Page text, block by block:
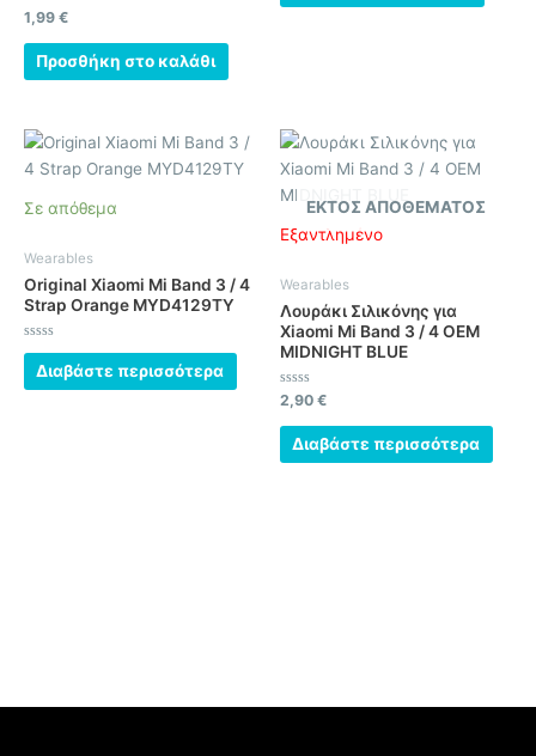
Βαθμολογήθηκε
με
0
από
1,99 €
Προσθήκη στο καλάθι
Σε απόθεμα
Wearables
Original Xiaomi Mi Band 3 / 4
Strap Orange MYD4129TY
Βαθμολογήθηκε
από
Διαβάστε περισσότερα
ΕΚΤΌΣ ΑΠΟΘΈΜΑΤΟΣ
Εξαντλημένο
Wearables
Λουράκι Σιλικόνης για
Xiaomi Mi Band 3 / 4 OEM
MIDNIGHT BLUE
Βαθμολογήθηκε
με
0
από
2,90 €
Διαβάστε περισσότερα